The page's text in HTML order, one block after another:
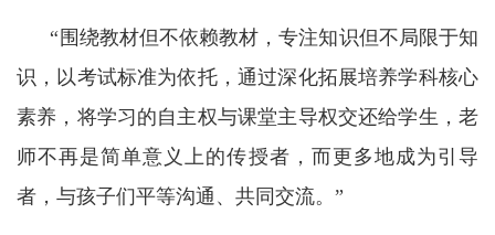
“围绕教材但不依赖教材，专注知识但不局限于知
识，以考试标准为依托，通过深化拓展培养学科核心
素养，将学习的自主权与课堂主导权交还给学生，老
师不再是简单意义上的传授者，而更多地成为引导
者，与孩子们平等沟通、共同交流。”